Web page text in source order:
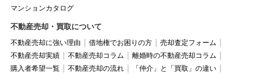
マンションカタログ
不動産売却・買取について
不動産売却に強い理由 借地権でお困りの方
売却査定フォーム
不動産売却実績
不動産売却コラム
離婚時の不動産売却コラム
購入者希望一覧
不動産売却の流れ
「仲介」と「買取」の違い